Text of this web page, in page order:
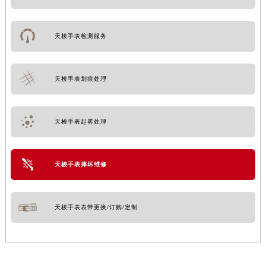
天梭手表检测服务
天梭手表划痕处理
天梭手表起雾处理
天梭手表摔坏维修
天梭手表表带更换/订购/定制